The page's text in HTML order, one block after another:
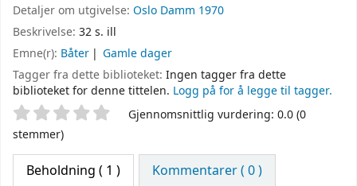
Detaljer om utgivelse: Oslo Damm 1970
Beskrivelse: 32 s. ill
Emne(r): Båter
Gamle dager
Tagger fra dette biblioteket: Ingen tagger fra dette
biblioteket for denne tittelen. Logg på for å legge til tagger.
StjernevurderingGjennomsnittlig vurdering: 0.0 (0
stemmer)
Beholdning ( 1 ) Kommentarer ( 0 )